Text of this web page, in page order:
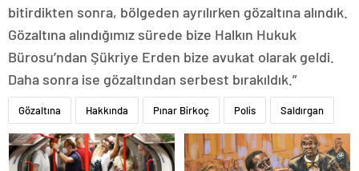
bitirdikten sonra, bölgeden ayrılırken gözaltına alındık.
Gözaltına alındığımız sürede bize Halkın Hukuk
Bürosu’ndan Şükriye Erden bize avukat olarak geldi.
Daha sonra ise gözaltından serbest bırakıldık.”
Gözaltına Hakkında Pınar Birkoç Polis Saldırgan